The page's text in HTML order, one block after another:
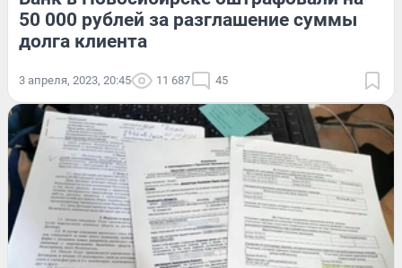
50 000 рублей за разглашение суммы
долга клиента
3 апреля, 2023, 20:45 11 687 45